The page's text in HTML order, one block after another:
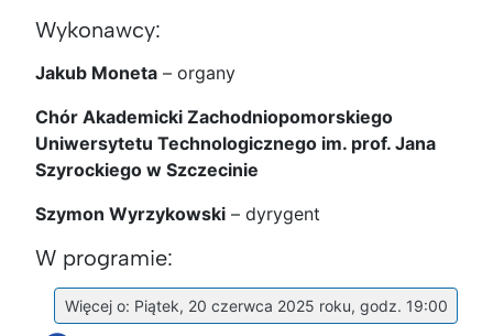
Wykonawcy:
Jakub Moneta – organy
Chór Akademicki Zachodniopomorskiego
Uniwersytetu Technologicznego im. prof. Jana
Szyrockiego w Szczecinie
Szymon Wyrzykowski – dyrygent
W programie:
Więcej o: Piątek, 20 czerwca 2025 roku, godz. 19:00